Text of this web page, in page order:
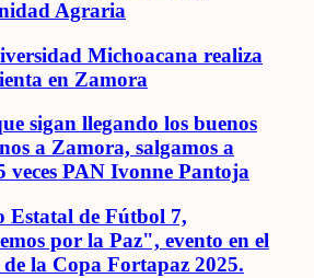
Agraria
Michoacana realiza
en Zamora
sigan llegando los buenos
a Zamora, salgamos a
veces PAN Ivonne Pantoja
Estatal de Fútbol 7,
por la Paz", evento en el
la Copa Fortapaz 2025.